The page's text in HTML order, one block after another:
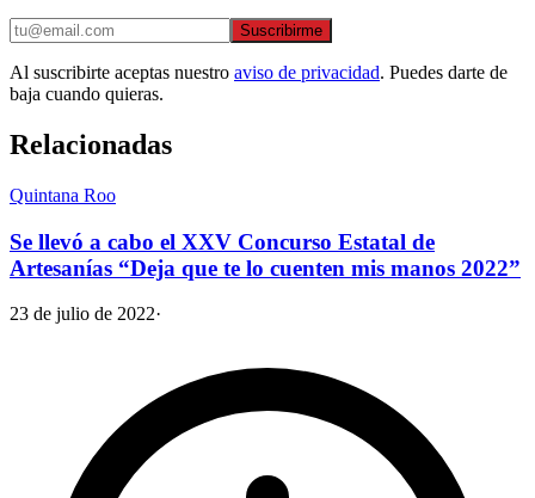
Suscribirme
Al suscribirte aceptas nuestro aviso de privacidad. Puedes darte de
baja cuando quieras.
Relacionadas
Quintana Roo
Se llevó a cabo el XXV Concurso Estatal de
Artesanías “Deja que te lo cuenten mis manos 2022”
23 de julio de 2022·